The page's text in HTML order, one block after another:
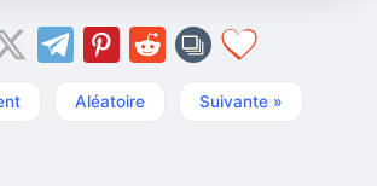
Aléatoire Suivante »